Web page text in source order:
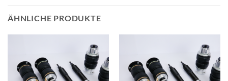
ÄHNLICHE PRODUKTE